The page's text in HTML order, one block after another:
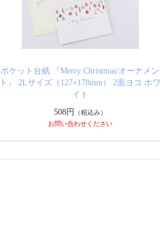
ポケット台紙 『Merry Christmas/オーナメン
ト』 2Lサイズ（127×178mm） 2面ヨコ ホワ
イト
508円
（税込み）
お問い合わせください